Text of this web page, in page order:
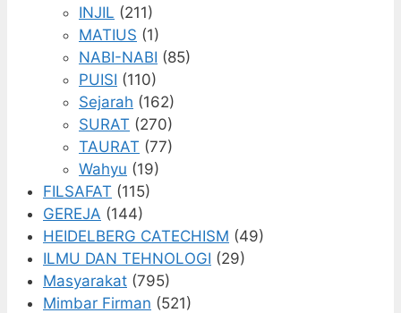
INJIL (211)
MATIUS (1)
NABI-NABI (85)
PUISI (110)
Sejarah (162)
SURAT (270)
TAURAT (77)
Wahyu (19)
FILSAFAT (115)
GEREJA (144)
HEIDELBERG CATECHISM (49)
ILMU DAN TEHNOLOGI (29)
Masyarakat (795)
Mimbar Firman (521)